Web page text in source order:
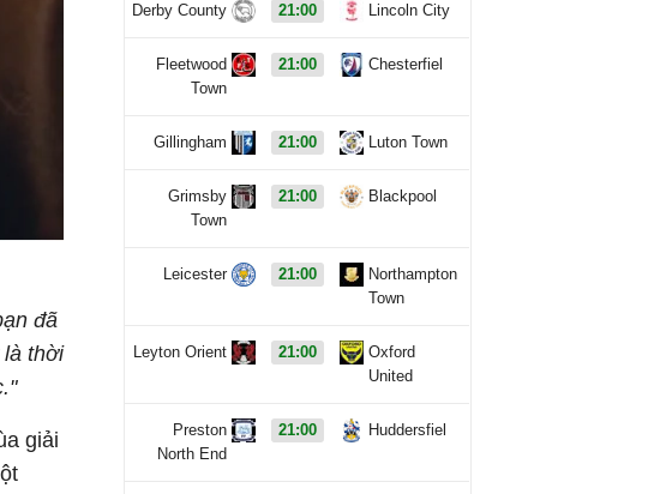
đã
thời
giải
Derby County 21:00 Lincoln City
Fleetwood
Town
21:00 Chesterfiel
Gillingham 21:00 Luton Town
Grimsby
Town
21:00 Blackpool
Leicester 21:00
Northampton
Town
Leyton Orient 21:00
Oxford
United
Preston
North End
21:00 Huddersfiel